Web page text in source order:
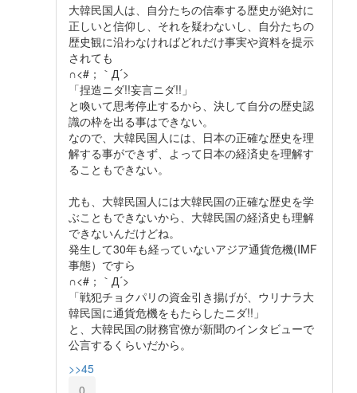
大韓民国人は、自分たちの信奉する歴史が絶対に
正しいと信仰し、それを疑わないし、自分たちの
歴史観に沿わなければどれだけ事実や資料を提示
されても
∩<#；｀Д´>
「捏造ニダ!!妄言ニダ!!」
と喚いて思考停止するから、決して自分の歴史認
識の枠を出る事はできない。
なので、大韓民国人には、日本の正確な歴史を理
解する事ができず、よって日本の経済史を理解す
ることもできない。
尤も、大韓民国人には大韓民国の正確な歴史を学
ぶこともできないから、大韓民国の経済史も理解
できないんだけどね。
発生して30年も経っていないアジア通貨危機(IMF
事態）ですら
∩<#；｀Д´>
「戦犯チョクパリの資金引き揚げが、ウリナラ大
韓民国に通貨危機をもたらしたニダ!!」
と、大韓民国の財務官僚が新聞のインタビューで
公言するくらいだから。
>>45
0